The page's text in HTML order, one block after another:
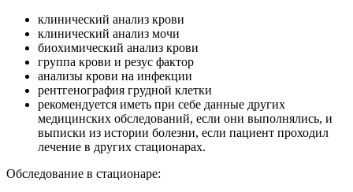
клинический анализ крови
клинический анализ мочи
биохимический анализ крови
группа крови и резус фактор
анализы крови на инфекции
рентгенография грудной клетки
рекомендуется иметь при себе данные других
медицинских обследований, если они выполнялись, и
выписки из истории болезни, если пациент проходил
лечение в других стационарах.
Обследование в стационаре: